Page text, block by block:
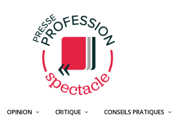
OPINION CRITIQUE CONSEILS PRATIQUES